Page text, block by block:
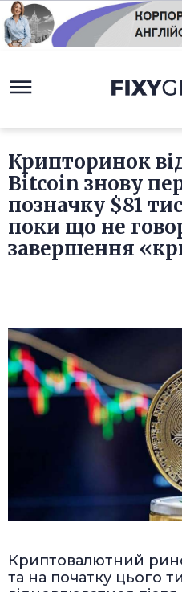
Крипторинок
Bitcoin знову
позначку $81
поки що не
завершення
Криптовалютний
та на початку цього